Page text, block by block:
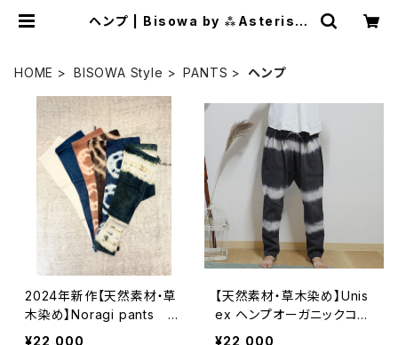
ヘンプ | Bisowa by ⁂Asterism
HOME BISOWA Style PANTS ヘンプ
2024年新作【天然素材・草
木染め】Noragi pants ヘ
ンプコットン
¥22,000
【天然素材・草木染め】Unis
ex ヘンプオーガニックコッ
トン ボトム
¥22,000